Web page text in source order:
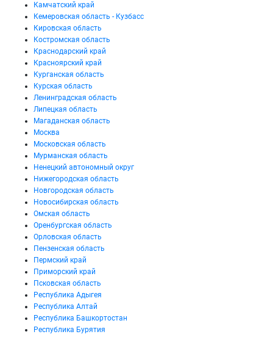
Камчатский край
Кемеровская область - Кузбасс
Кировская область
Костромская область
Краснодарский край
Красноярский край
Курганская область
Курская область
Ленинградская область
Липецкая область
Магаданская область
Москва
Московская область
Мурманская область
Ненецкий автономный округ
Нижегородская область
Новгородская область
Новосибирская область
Омская область
Оренбургская область
Орловская область
Пензенская область
Пермский край
Приморский край
Псковская область
Республика Адыгея
Республика Алтай
Республика Башкортостан
Республика Бурятия